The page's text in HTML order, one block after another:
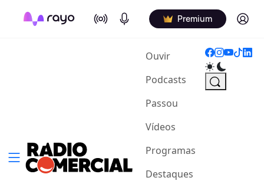
On Air Podcasts Premium Log in
Ouvir(current)
Podcasts
Passou
Vídeos
Programas
Destaques